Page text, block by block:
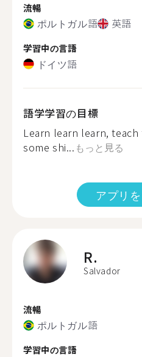
流暢
ポルトガル語 英語
学習中の言語
ドイツ語
語学学習の目標
Learn learn learn,
some shi... もっと見る
アプリ
R.
Salvador
流暢
ポルトガル語
学習中の言語